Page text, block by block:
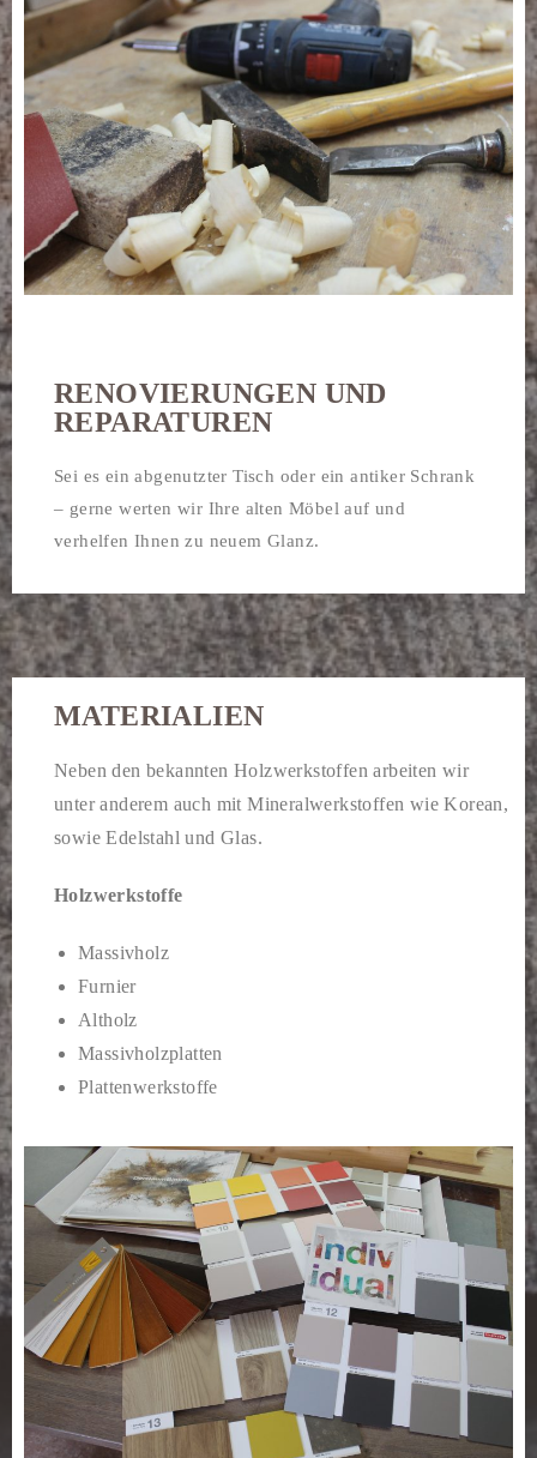
RENOVIERUNGEN UND
REPARATUREN​
Sei es ein abgenutzter Tisch oder ein antiker Schrank
– gerne werten wir Ihre alten Möbel auf und
verhelfen Ihnen zu neuem Glanz.
MATERIALIEN
Neben den bekannten Holzwerkstoffen arbeiten wir
unter anderem auch mit Mineralwerkstoffen wie Korean,
sowie Edelstahl und Glas.
Holzwerkstoffe
Massivholz
Furnier
Altholz
Massivholzplatten
Plattenwerkstoffe